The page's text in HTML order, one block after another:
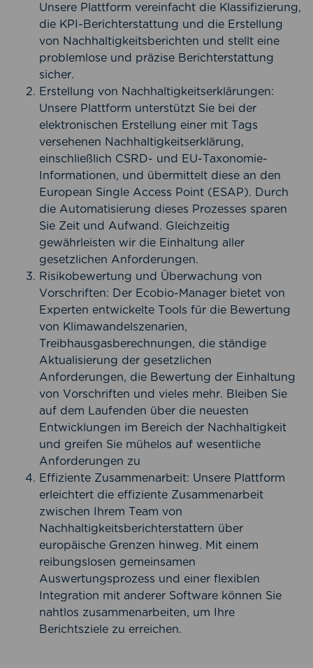
Unsere Plattform vereinfacht die Klassifizierung,
die KPI-Berichterstattung und die Erstellung
von Nachhaltigkeitsberichten und stellt eine
problemlose und präzise Berichterstattung
sicher.
Erstellung von Nachhaltigkeitserklärungen:
Unsere Plattform unterstützt Sie bei der
elektronischen Erstellung einer mit Tags
versehenen Nachhaltigkeitserklärung,
einschließlich CSRD- und EU-Taxonomie-
Informationen, und übermittelt diese an den
European Single Access Point (ESAP). Durch
die Automatisierung dieses Prozesses sparen
Sie Zeit und Aufwand. Gleichzeitig
gewährleisten wir die Einhaltung aller
gesetzlichen Anforderungen.
Risikobewertung und Überwachung von
Vorschriften: Der Ecobio-Manager bietet von
Experten entwickelte Tools für die Bewertung
von Klimawandelszenarien,
Treibhausgasberechnungen, die ständige
Aktualisierung der gesetzlichen
Anforderungen, die Bewertung der Einhaltung
von Vorschriften und vieles mehr. Bleiben Sie
auf dem Laufenden über die neuesten
Entwicklungen im Bereich der Nachhaltigkeit
und greifen Sie mühelos auf wesentliche
Anforderungen zu
Effiziente Zusammenarbeit: Unsere Plattform
erleichtert die effiziente Zusammenarbeit
zwischen Ihrem Team von
Nachhaltigkeitsberichterstattern über
europäische Grenzen hinweg. Mit einem
reibungslosen gemeinsamen
Auswertungsprozess und einer flexiblen
Integration mit anderer Software können Sie
nahtlos zusammenarbeiten, um Ihre
Berichtsziele zu erreichen.